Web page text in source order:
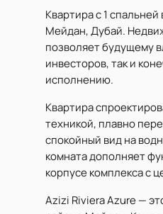
Квартира с 1
Мейдан, Дубай.
позволяет будущему
инвесторов, так и
исполнению.
Квартира
техникой, плавно
спокойный вид на
комната дополняет
корпусе комплекса с
Azizi Riviera Azure —